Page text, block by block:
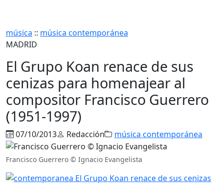
música :: música contemporánea
MADRID
El Grupo Koan renace de sus
cenizas para homenajear al
compositor Francisco Guerrero
(1951-1997)
07/10/2013 Redacción música contemporánea
Francisco Guerrero © Ignacio Evangelista